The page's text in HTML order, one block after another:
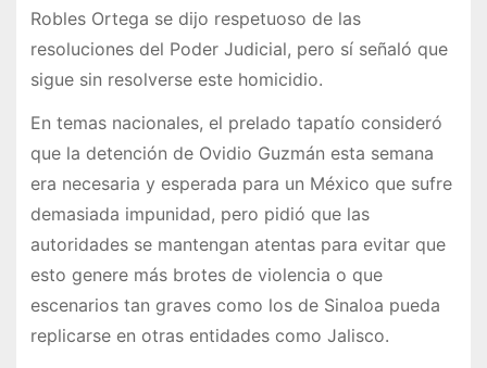
Robles Ortega se dijo respetuoso de las
resoluciones del Poder Judicial, pero sí señaló que
sigue sin resolverse este homicidio.
En temas nacionales, el prelado tapatío consideró
que la detención de Ovidio Guzmán esta semana
era necesaria y esperada para un México que sufre
demasiada impunidad, pero pidió que las
autoridades se mantengan atentas para evitar que
esto genere más brotes de violencia o que
escenarios tan graves como los de Sinaloa pueda
replicarse en otras entidades como Jalisco.